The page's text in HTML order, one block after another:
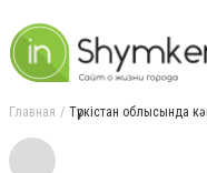
Главная Түркістан облысында